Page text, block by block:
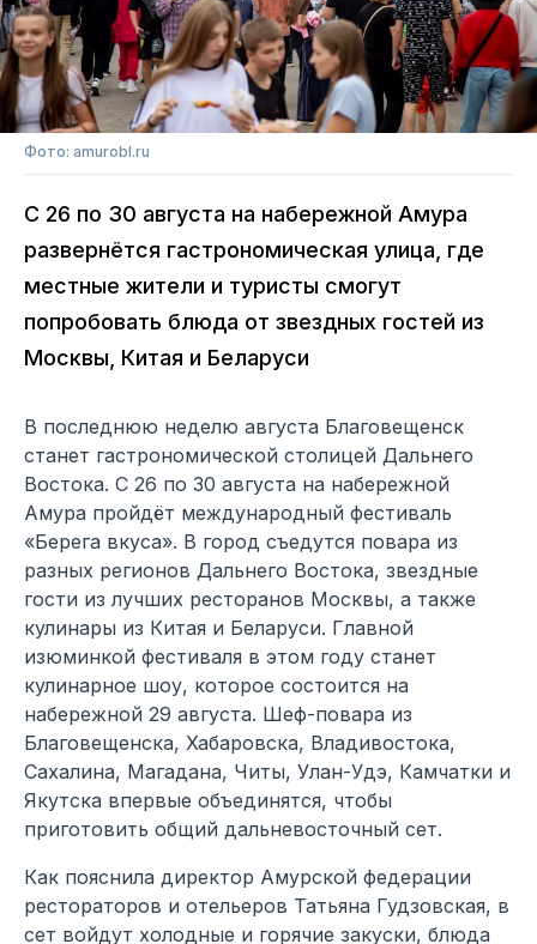
Фото: amurobl.ru
С 26 по 30 августа на набережной Амура
развернётся гастрономическая улица, где
местные жители и туристы смогут
попробовать блюда от звездных гостей из
Москвы, Китая и Беларуси
В последнюю неделю августа Благовещенск
станет гастрономической столицей Дальнего
Востока. С 26 по 30 августа на набережной
Амура пройдёт международный фестиваль
«Берега вкуса». В город съедутся повара из
разных регионов Дальнего Востока, звездные
гости из лучших ресторанов Москвы, а также
кулинары из Китая и Беларуси. Главной
изюминкой фестиваля в этом году станет
кулинарное шоу, которое состоится на
набережной 29 августа. Шеф-повара из
Благовещенска, Хабаровска, Владивостока,
Сахалина, Магадана, Читы, Улан-Удэ, Камчатки и
Якутска впервые объединятся, чтобы
приготовить общий дальневосточный сет.
Как пояснила директор Амурской федерации
рестораторов и отельеров Татьяна Гудзовская, в
сет войдут холодные и горячие закуски, блюда